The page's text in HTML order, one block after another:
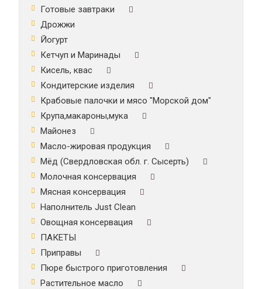
Готовые завтраки
Дрожжи
Йогурт
Кетчуп и Маринады
Кисель, квас
Кондитерские изделия
Крабовые палочки и мясо "Морской дом"
Крупа,макароны,мука
Майонез
Масло-жировая продукция
Мёд (Свердловская обл. г. Сысерть)
Молочная консервация
Мясная консервация
Наполнитель Just Clean
Овощная консервация
ПАКЕТЫ
Приправы
Пюре быстрого приготовления
Растительное масло